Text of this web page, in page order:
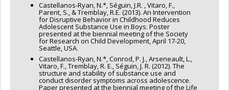
Castellanos-Ryan, N.*, Séguin, J.R. , Vitaro, F.,
Parent, S., & Tremblay, R.E. (2013). An Intervention
for Disruptive Behavior in Childhood Reduces
Adolescent Substance Use in Boys. Poster
presented at the biennial meeting of the Society
for Research on Child Development, April 17-20,
Seattle, USA.
Castellanos-Ryan, N.*, Conrod, P. J., Arseneault, L.,
Vitaro, F., Tremblay, R. E., Séguin, J. R. (2012). The
structure and stability of substance use and
conduct disorder symptoms across adolescence.
Paper presented at the biennial meeting of the Life